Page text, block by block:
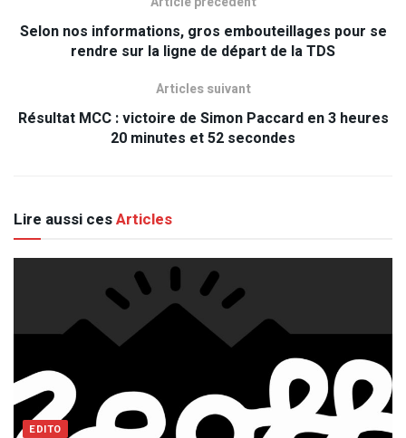
Selon nos informations, gros embouteillages pour se
rendre sur la ligne de départ de la TDS
Articles suivant
Résultat MCC : victoire de Simon Paccard en 3 heures
20 minutes et 52 secondes
Lire aussi cesArticles
EDITO